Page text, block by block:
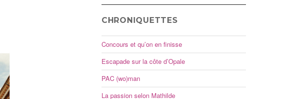
CHRONIQUETTES
Concours et qu’on en finisse
Escapade sur la côte d’Opale
PAC (wo)man
La passion selon Mathilde